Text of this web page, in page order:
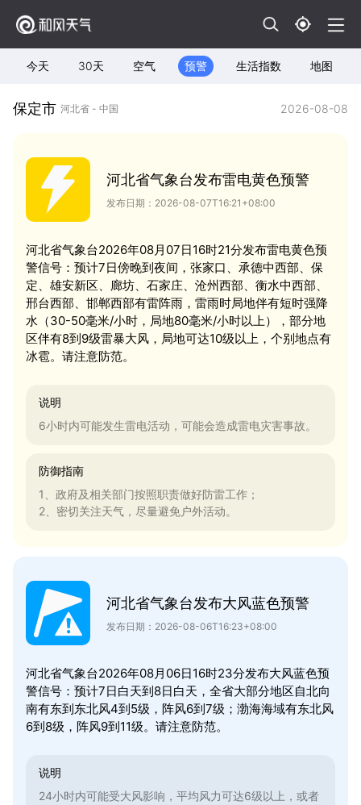
今天 30天 空气 预警 生活指数 地图
保定市 河北省 - 中国 2026-08-08
河北省气象台发布雷电黄色预警
发布日期：2026-08-07T16:21+08:00
河北省气象台2026年08月07日16时21分发布雷电黄色预
警信号：预计7日傍晚到夜间，张家口、承德中西部、保
定、雄安新区、廊坊、石家庄、沧州西部、衡水中西部、
邢台西部、邯郸西部有雷阵雨，雷雨时局地伴有短时强降
水（30-50毫米/小时，局地80毫米/小时以上），部分地
区伴有8到9级雷暴大风，局地可达10级以上，个别地点有
冰雹。请注意防范。
说明
6小时内可能发生雷电活动，可能会造成雷电灾害事故。
防御指南
1、政府及相关部门按照职责做好防雷工作；
2、密切关注天气，尽量避免户外活动。
河北省气象台发布大风蓝色预警
发布日期：2026-08-06T16:23+08:00
河北省气象台2026年08月06日16时23分发布大风蓝色预
警信号：预计7日白天到8日白天，全省大部分地区自北向
南有东到东北风4到5级，阵风6到7级；渤海海域有东北风
6到8级，阵风9到11级。请注意防范。
说明
24小时内可能受大风影响，平均风力可达6级以上，或者